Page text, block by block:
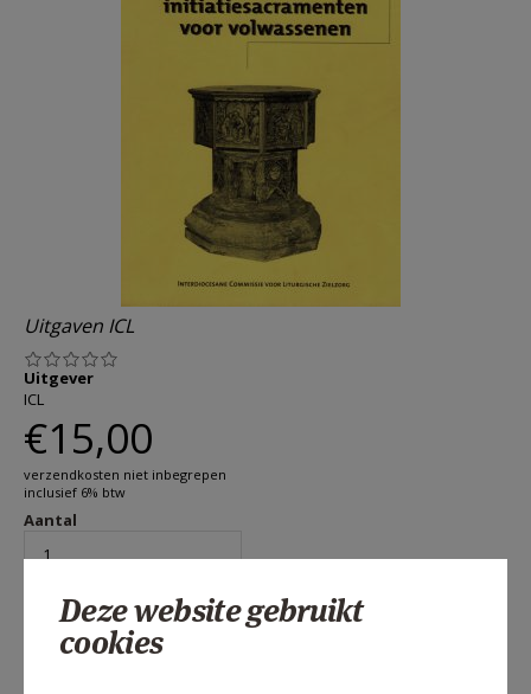
AANMELDEN OF REGISTREREN
Uitgaven ICL
Uitgever
ICL
€15,00
verzendkosten niet inbegrepen
inclusief 6% btw
Aantal
Deze website gebruikt
cookies